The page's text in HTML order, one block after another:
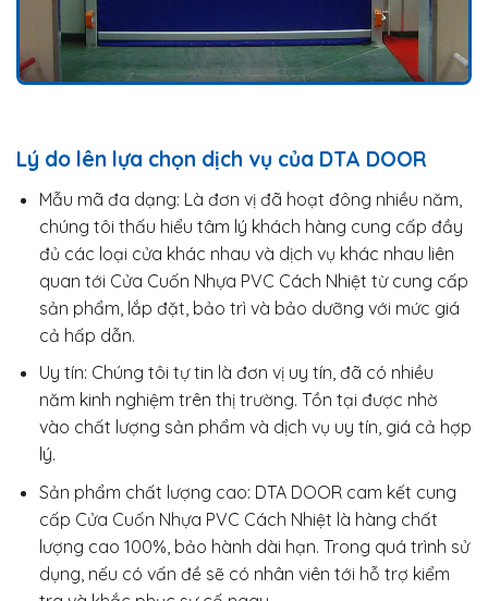
Lý do lên lựa chọn dịch vụ của DTA DOOR
Mẫu mã đa dạng: Là đơn vị đã hoạt đông nhiều năm,
chúng tôi thấu hiểu tâm lý khách hàng cung cấp đầy
đủ các loại cửa khác nhau và dịch vụ khác nhau liên
quan tới Cửa Cuốn Nhựa PVC Cách Nhiệt từ cung cấp
sản phẩm, lắp đặt, bảo trì và bảo dưỡng với mức giá
cả hấp dẫn.
Uy tín: Chúng tôi tự tin là đơn vị uy tín, đã có nhiều
năm kinh nghiệm trên thị trường. Tồn tại được nhờ
vào chất lượng sản phẩm và dịch vụ uy tín, giá cả hợp
lý.
Sản phẩm chất lượng cao: DTA DOOR cam kết cung
cấp Cửa Cuốn Nhựa PVC Cách Nhiệt là hàng chất
lượng cao 100%, bảo hành dài hạn. Trong quá trình sử
dụng, nếu có vấn đề sẽ có nhân viên tới hỗ trợ kiểm